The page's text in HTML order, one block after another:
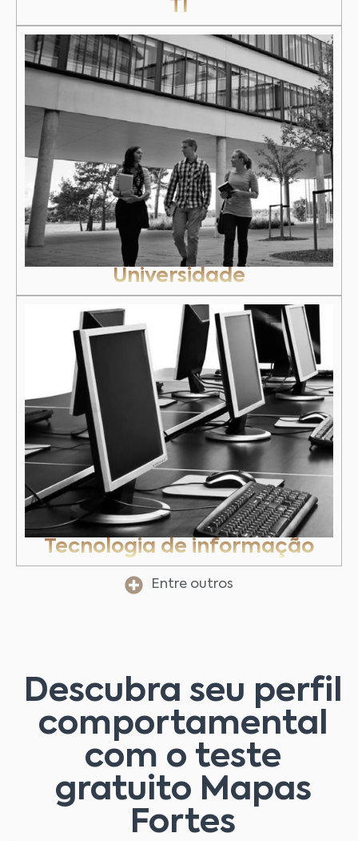
TI
Universidade
Tecnologia de informação
Entre outros
Descubra seu perfil
comportamental
com o teste
gratuito Mapas
Fortes